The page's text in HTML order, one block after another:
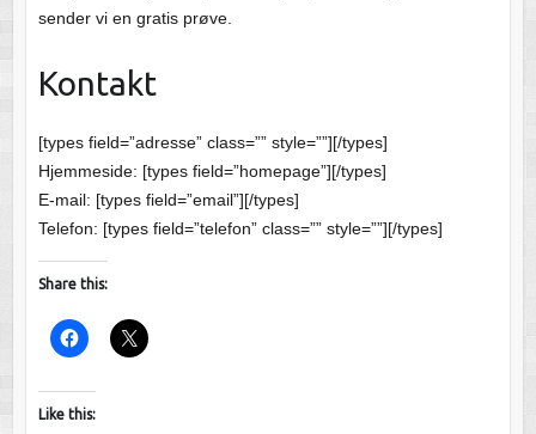
sender vi en gratis prøve.
Kontakt
[types field=”adresse” class=”” style=””][/types]
Hjemmeside: [types field=”homepage”][/types]
E-mail: [types field=”email”][/types]
Telefon: [types field=”telefon” class=”” style=””][/types]
Share this:
Like this: